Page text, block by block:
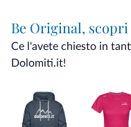
Be Original,
Ce l'avete chiesto in
Dolomiti.it!